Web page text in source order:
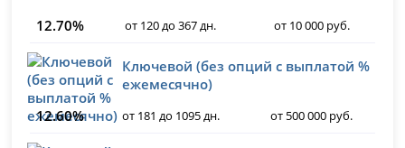
12.70% от 120 до 367 дн. от 10 000 руб.
Ключевой (без опций с выплатой %
ежемесячно)
12.60%
от 181 до 1095 дн. от 500 000 руб.